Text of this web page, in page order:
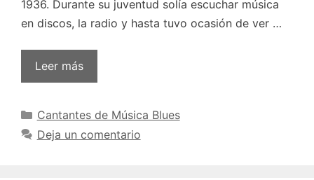
1936. Durante su juventud solía escuchar música
en discos, la radio y hasta tuvo ocasión de ver …
Leer más
Categorías
Cantantes de Música Blues
Deja un comentario